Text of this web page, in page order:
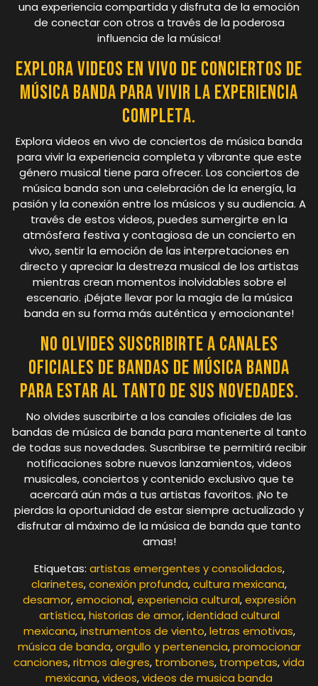
una experiencia compartida y disfruta de la emoción
de conectar con otros a través de la poderosa
influencia de la música!
Explora videos en vivo de conciertos de
música banda para vivir la experiencia
completa.
Explora videos en vivo de conciertos de música banda
para vivir la experiencia completa y vibrante que este
género musical tiene para ofrecer. Los conciertos de
música banda son una celebración de la energía, la
pasión y la conexión entre los músicos y su audiencia. A
través de estos videos, puedes sumergirte en la
atmósfera festiva y contagiosa de un concierto en
vivo, sentir la emoción de las interpretaciones en
directo y apreciar la destreza musical de los artistas
mientras crean momentos inolvidables sobre el
escenario. ¡Déjate llevar por la magia de la música
banda en su forma más auténtica y emocionante!
No olvides suscribirte a canales
oficiales de bandas de música banda
para estar al tanto de sus novedades.
No olvides suscribirte a los canales oficiales de las
bandas de música de banda para mantenerte al tanto
de todas sus novedades. Suscribirse te permitirá recibir
notificaciones sobre nuevos lanzamientos, videos
musicales, conciertos y contenido exclusivo que te
acercará aún más a tus artistas favoritos. ¡No te
pierdas la oportunidad de estar siempre actualizado y
disfrutar al máximo de la música de banda que tanto
amas!
Etiquetas: artistas emergentes y consolidados,
clarinetes,conexión profunda,cultura mexicana,
desamor,emocional,experiencia cultural,expresión
artística,historias de amor,identidad cultural
mexicana,instrumentos de viento,letras emotivas,
música de banda,orgullo y pertenencia,promocionar
canciones,ritmos alegres, trombones, trompetas,vida
mexicana,videos,videos de musica banda